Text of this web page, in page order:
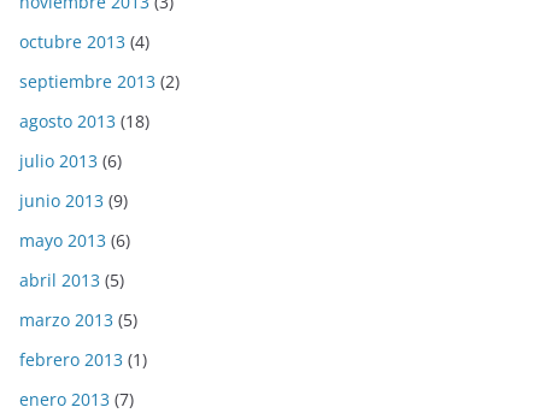
octubre 2013 (4)
septiembre 2013 (2)
agosto 2013 (18)
julio 2013 (6)
junio 2013 (9)
mayo 2013 (6)
abril 2013 (5)
marzo 2013 (5)
febrero 2013 (1)
enero 2013 (7)